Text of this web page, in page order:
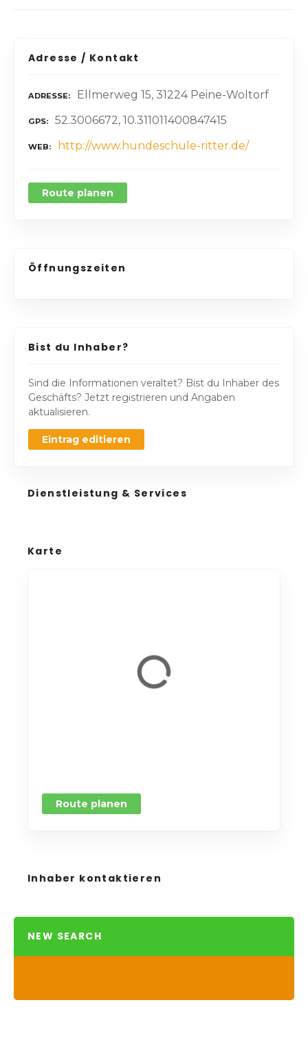
Adresse / Kontakt
ADRESSE Ellmerweg 15, 31224 Peine-Woltorf
GPS 52.3006672, 10.311011400847415
WEB http://www.hundeschule-ritter.de/
Route planen
Öffnungszeiten
Bist du Inhaber?
Sind die Informationen veraltet? Bist du Inhaber des
Geschäfts? Jetzt registrieren und Angaben
aktualisieren.
Eintrag editieren
Dienstleistung & Services
Karte
Route planen
Inhaber kontaktieren
NEW SEARCH